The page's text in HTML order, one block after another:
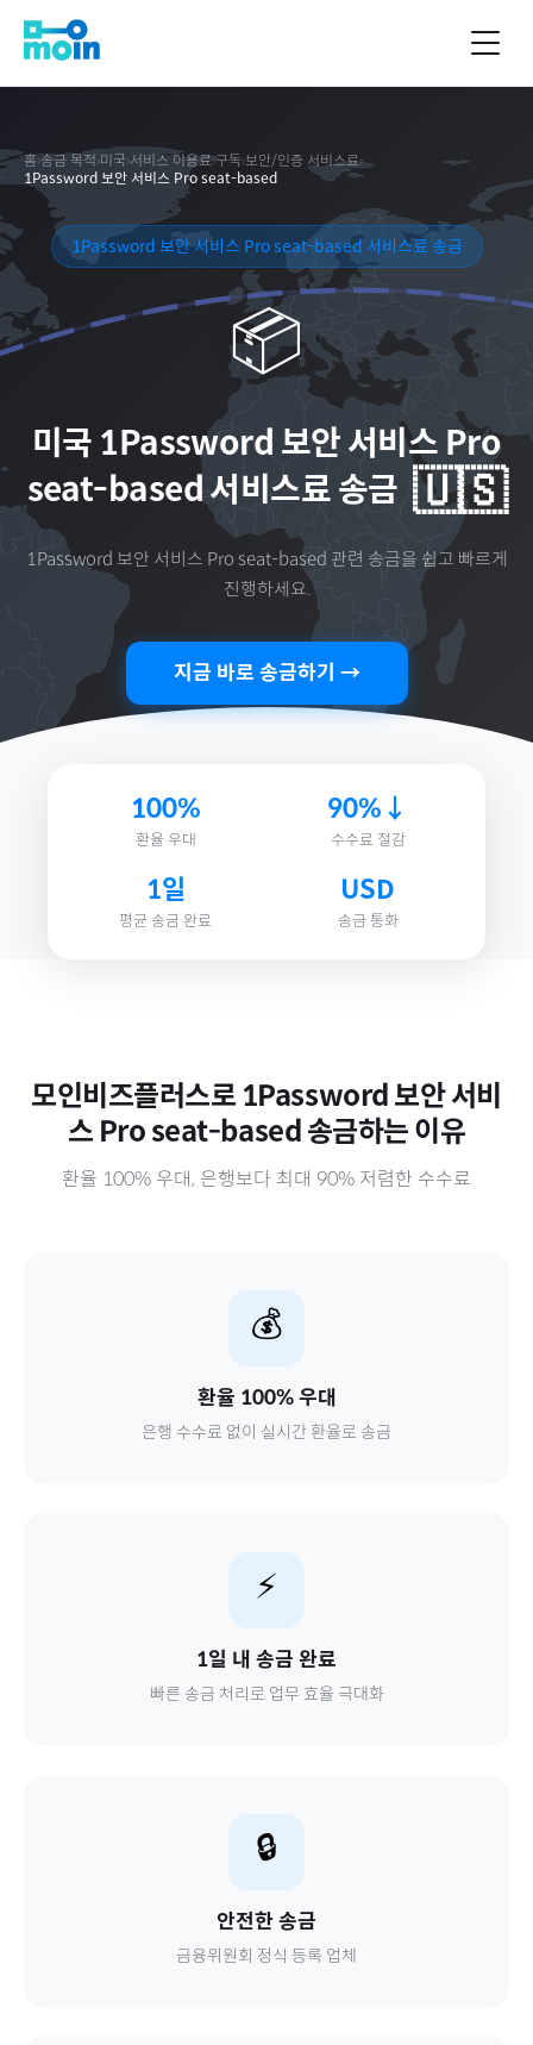
홈›송금 목적›미국›서비스 이용료›구독›보안/인증 서비스료›
1Password 보안 서비스 Pro seat-based
1Password 보안 서비스 Pro seat-based 서비스료 송금
📦
미국 1Password 보안 서비스 Pro
seat-based 서비스료 송금 🇺🇸
1Password 보안 서비스 Pro seat-based 관련 송금을 쉽고 빠르게
진행하세요.
지금 바로 송금하기 →
100%
환율 우대
90%↓
수수료 절감
1일
평균 송금 완료
USD
송금 통화
모인비즈플러스로 1Password 보안 서비
스 Pro seat-based 송금하는 이유
환율 100% 우대, 은행보다 최대 90% 저렴한 수수료
💰
환율 100% 우대
은행 수수료 없이 실시간 환율로 송금
⚡
1일 내 송금 완료
빠른 송금 처리로 업무 효율 극대화
🔒
안전한 송금
금융위원회 정식 등록 업체